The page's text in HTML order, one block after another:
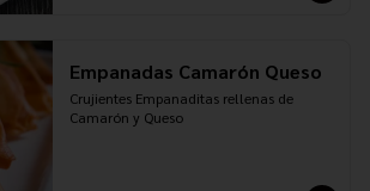
Empanadas Camarón Queso
Crujientes Empanaditas rellenas de
Camarón y Queso